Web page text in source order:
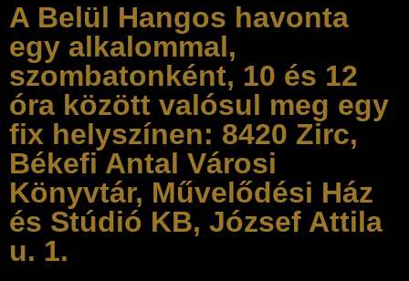
A Belül Hangos havonta
egy alkalommal,
szombatonként, 10 és 12
óra között valósul meg egy
fix helyszínen: 8420 Zirc,
Békefi Antal Városi
Könyvtár, Művelődési Ház
és Stúdió KB, József Attila
u. 1.